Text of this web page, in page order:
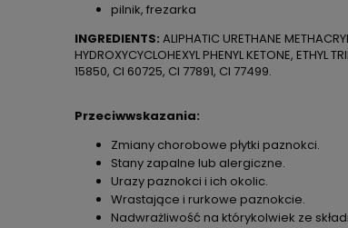
pilnik, frezarka
INGREDIENTS: ALIPHATIC URETHANE
HYDROXYCYCLOHEXYL PHENYL KETONE, ETHYL
15850, CI 60725, CI 77891, CI 77499.
Przeciwwskazania:
Zmiany chorobowe płytki paznokci.
Stany zapalne lub alergiczne.
Urazy paznokci i ich okolic.
Wrastające i rurkowe paznokcie.
Nadwrażliwość na którykolwiek ze